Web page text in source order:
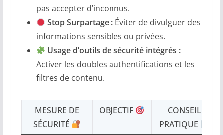
pas accepter d’inconnus.
Stop Surpartage :Éviter de divulguer des
informations sensibles ou privées.
Usage d’outils de sécurité intégrés :
Activer les doubles authentifications et les
filtres de contenu.
MESURE DE
SÉCURITÉ
OBJECTIF
CONSEIL
PRATIQUE